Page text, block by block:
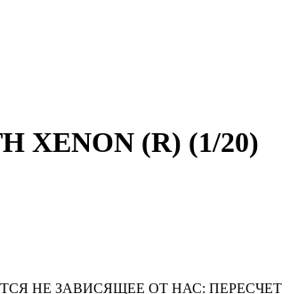
XENON (R) (1/20)
НЕ ЗАВИСЯЩЕЕ ОТ НАС: ПЕРЕСЧЕТ